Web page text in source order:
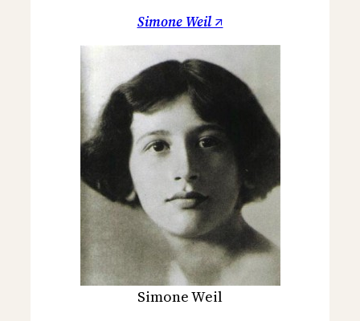
Simone Weil ↗
Simone Weil